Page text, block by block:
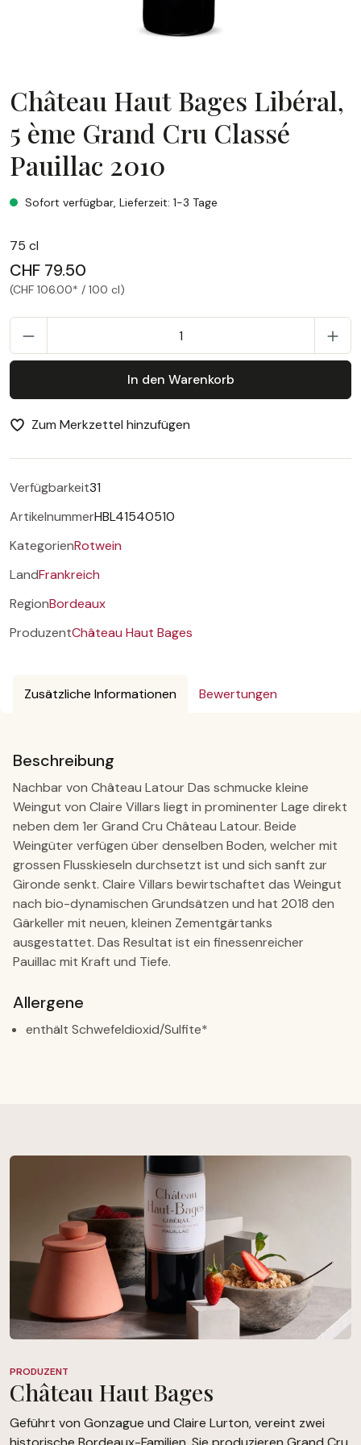
Château Haut Bages Libéral,
5 ème Grand Cru Classé
Pauillac 2010
Château Haut Bages Libéral, 5 ème Grand Cru Classé
Sofort verfügbar, Lieferzeit: 1-3 Tage
75 cl
CHF 79.50
(CHF 106.00* / 100 cl)
In den Warenkorb
Zum Merkzettel hinzufügen
Verfügbarkeit31
ArtikelnummerHBL41540510
KategorienRotwein
LandFrankreich
RegionBordeaux
ProduzentChâteau Haut Bages
Zusätzliche Informationen Bewertungen
Beschreibung
Nachbar von Château Latour Das schmucke kleine
Weingut von Claire Villars liegt in prominenter Lage direkt
neben dem 1er Grand Cru Château Latour. Beide
Weingüter verfügen über denselben Boden, welcher mit
grossen Flusskieseln durchsetzt ist und sich sanft zur
Gironde senkt. Claire Villars bewirtschaftet das Weingut
nach bio-dynamischen Grundsätzen und hat 2018 den
Gärkeller mit neuen, kleinen Zementgärtanks
ausgestattet. Das Resultat ist ein finessenreicher
Pauillac mit Kraft und Tiefe.
Allergene
enthält Schwefeldioxid/Sulfite*
PRODUZENT
Château Haut Bages
Geführt von Gonzague und Claire Lurton, vereint zwei